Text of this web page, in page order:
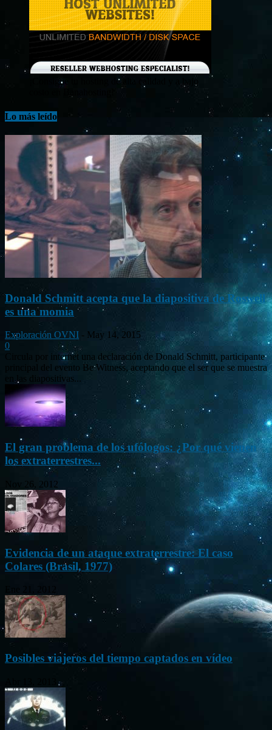
¡Consigue tu hosting de alta calidad y a bajo
Lo más leído
Donald Schmitt acepta que la diapositiva de Roswell
es una momia
Exploración OVNI - May 14, 2015
0
Circula por internet una declaración de Donald Schmitt, participante
principal del evento Be Witness, aceptando que el ser que se muestra
en las diapositivas...
El gran problema de los ufólogos: ¿Por qué vienen
los extraterrestres...
Nov 26, 2012
Evidencia de un ataque extraterrestre: El caso
Colares (Brasil, 1977)
Posibles viajeros del tiempo captados en vídeo